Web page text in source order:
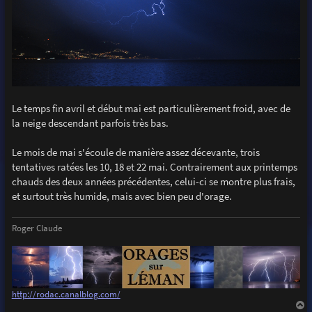
Le temps fin avril et début mai est particulièrement froid, avec de
la neige descendant parfois très bas.
Le mois de mai s'écoule de manière assez décevante, trois
tentatives ratées les 10, 18 et 22 mai. Contrairement aux printemps
chauds des deux années précédentes, celui-ci se montre plus frais,
et surtout très humide, mais avec bien peu d'orage.
Roger Claude
http://rodac.canalblog.com/